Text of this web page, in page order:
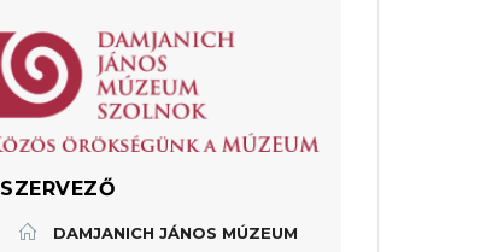
SZERVEZŐ
DAMJANICH JÁNOS MÚZEUM